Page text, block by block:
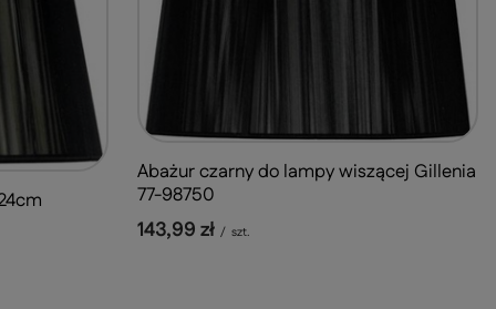
Abażur czarny do lampy wiszącej Gillenia
77-98750
143,99 zł / szt.